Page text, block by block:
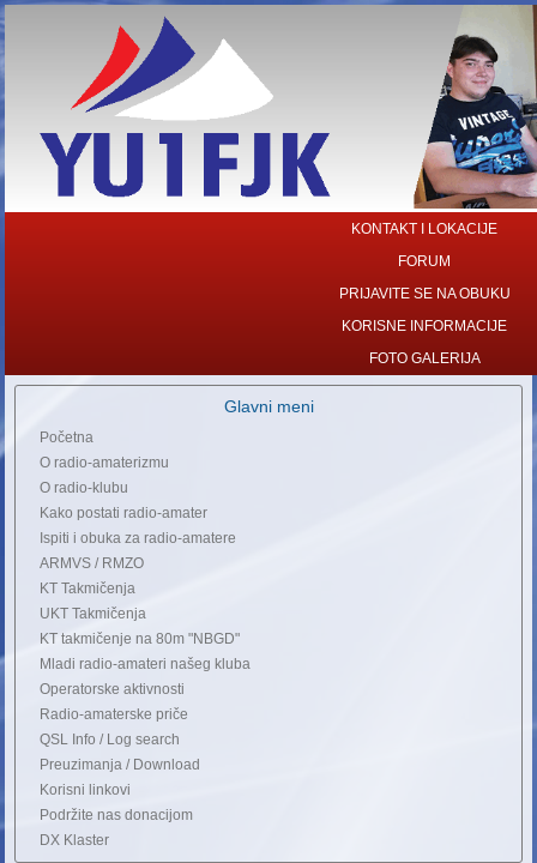
KONTAKT I LOKACIJE
FORUM
PRIJAVITE SE NA OBUKU
KORISNE INFORMACIJE
FOTO GALERIJA
Glavni meni
Početna
O radio-amaterizmu
O radio-klubu
Kako postati radio-amater
Ispiti i obuka za radio-amatere
ARMVS / RMZO
KT Takmičenja
UKT Takmičenja
KT takmičenje na 80m "NBGD"
Mladi radio-amateri našeg kluba
Operatorske aktivnosti
Radio-amaterske priče
QSL Info / Log search
Preuzimanja / Download
Korisni linkovi
Podržite nas donacijom
DX Klaster